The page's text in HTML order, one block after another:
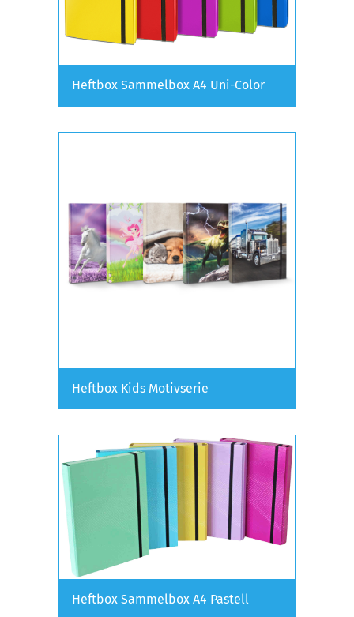
Heftbox Sammelbox A4 Uni-Color
Heftbox Kids Motivserie
Heftbox Sammelbox A4 Pastell